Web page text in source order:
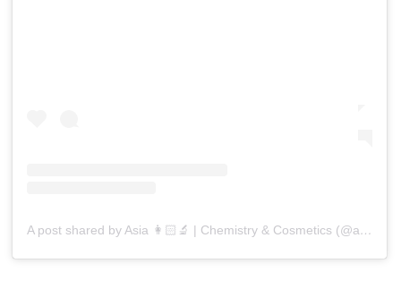
A post shared by Asia 👩🏻‍🔬 | Chemistry & Cosmetics (@asiafee)